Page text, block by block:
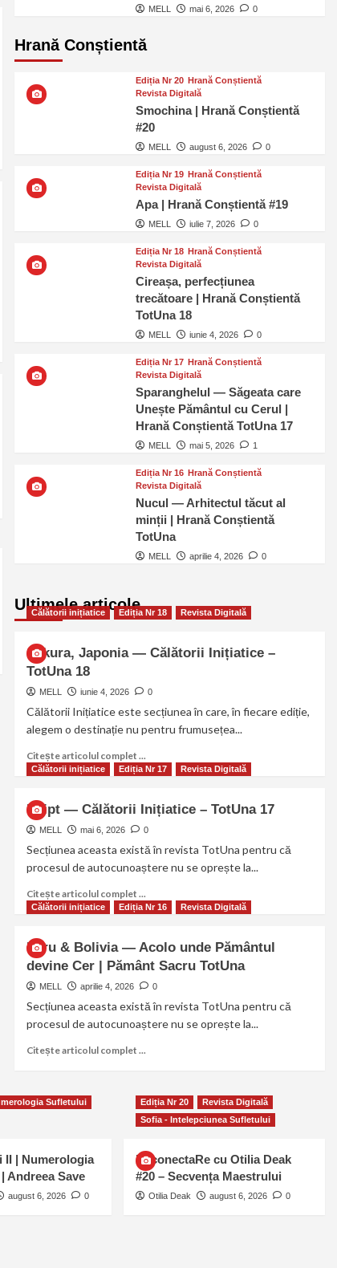
MELL mai 6, 2026 0
Hrană Conștientă
Ediția Nr 20 Hrană Conștientă
Revista Digitală
Smochina | Hrană Conștientă
#20
MELL august 6, 2026 0
Ediția Nr 19 Hrană Conștientă
Revista Digitală
Apa | Hrană Conștientă #19
MELL iulie 7, 2026 0
Ediția Nr 18 Hrană Conștientă
Revista Digitală
Cireașa, perfecțiunea
trecătoare | Hrană Conștientă
TotUna 18
MELL iunie 4, 2026 0
Ediția Nr 17 Hrană Conștientă
Revista Digitală
Sparanghelul — Săgeata care
Unește Pământul cu Cerul |
Hrană Conștientă TotUna 17
MELL mai 5, 2026 1
Ediția Nr 16 Hrană Conștientă
Revista Digitală
Nucul — Arhitectul tăcut al
minții | Hrană Conștientă
TotUna
MELL aprilie 4, 2026 0
Ultimele articole
Călătorii inițiatice Ediția Nr 18 Revista Digitală
Sakura, Japonia — Călătorii Inițiatice –
TotUna 18
MELL iunie 4, 2026 0
Călătorii Inițiatice este secțiunea în care, în fiecare ediție,
alegem o destinație nu pentru frumusețea...
Citește articolul complet ...
Călătorii inițiatice Ediția Nr 17 Revista Digitală
Egipt — Călătorii Inițiatice – TotUna 17
MELL mai 6, 2026 0
Secțiunea aceasta există în revista TotUna pentru că
procesul de autocunoaștere nu se oprește la...
Citește articolul complet ...
Călătorii inițiatice Ediția Nr 16 Revista Digitală
Peru & Bolivia — Acolo unde Pământul
devine Cer | Pământ Sacru TotUna
MELL aprilie 4, 2026 0
Secțiunea aceasta există în revista TotUna pentru că
procesul de autocunoaștere nu se oprește la...
Citește articolul complet ...
Sufletului
II | Numerologia
Andreea Save
august 6, 2026 0
Ediția Nr 20
Revista Digitală
Sofia - Intelepciunea Sufletului
ReconectaRe cu Otilia Deak
#20 – Secvența Maestrului
Otilia Deak august 6, 2026 0